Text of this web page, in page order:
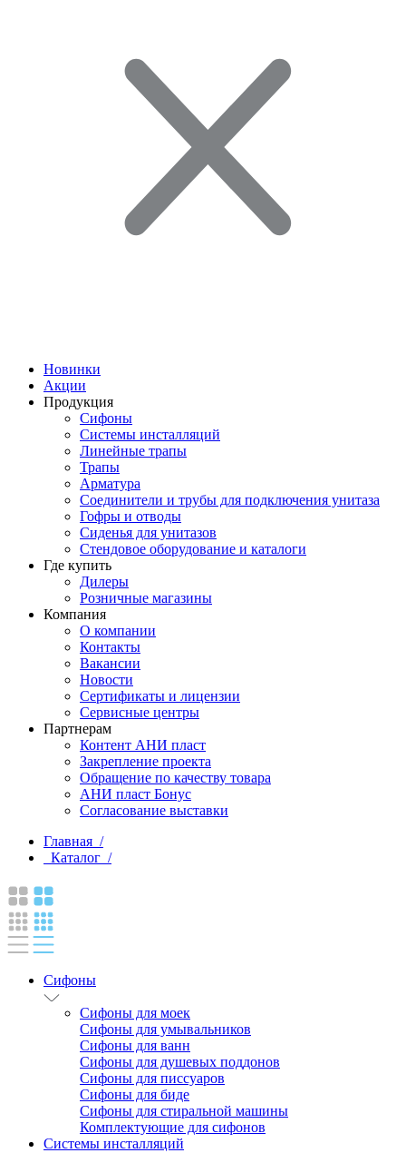
Новинки
Акции
Продукция
Сифоны
Системы инсталляций
Линейные трапы
Трапы
Арматура
Соединители и трубы для подключения унитаза
Гофры и отводы
Сиденья для унитазов
Стендовое оборудование и каталоги
Где купить
Дилеры
Розничные магазины
Компания
О компании
Контакты
Вакансии
Новости
Сертификаты и лицензии
Сервисные центры
Партнерам
Контент АНИ пласт
Закрепление проекта
Обращение по качеству товара
АНИ пласт Бонус
Согласование выставки
Главная /
Каталог /
Сифоны
Сифоны для моек
Сифоны для умывальников
Сифоны для ванн
Сифоны для душевых поддонов
Сифоны для писсуаров
Сифоны для биде
Сифоны для стиральной машины
Комплектующие для сифонов
Системы инсталляций